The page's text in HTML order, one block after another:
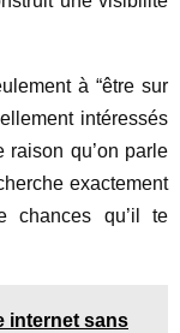
à “être sur
intéressés
raison qu’on parle
exactement
chances qu’il te
internet sans